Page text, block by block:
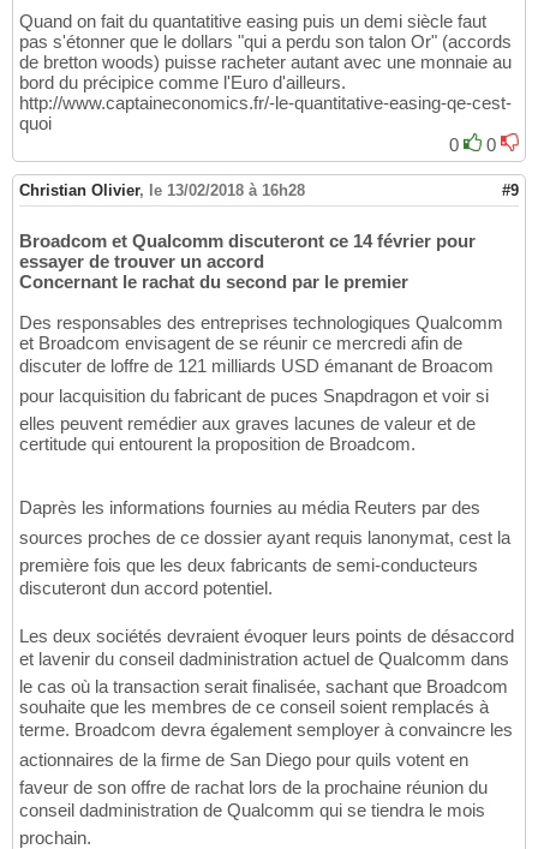
Quand on fait du quantatitive easing puis un demi siècle faut
pas s'étonner que le dollars "qui a perdu son talon Or" (accords
de bretton woods) puisse racheter autant avec une monnaie au
bord du précipice comme l'Euro d'ailleurs.
http://www.captaineconomics.fr/-le-quantitative-easing-qe-cest-
quoi
0
0
Christian Olivier, le 13/02/2018 à 16h28 #9
Broadcom et Qualcomm discuteront ce 14 février pour
essayer de trouver un accord
Concernant le rachat du second par le premier
Des responsables des entreprises technologiques Qualcomm
et Broadcom envisagent de se réunir ce mercredi afin de
discuter de loffre de 121 milliards USD émanant de Broacom
pour lacquisition du fabricant de puces Snapdragon et voir si
elles peuvent remédier aux graves lacunes de valeur et de
certitude qui entourent la proposition de Broadcom.
Daprès les informations fournies au média Reuters par des
sources proches de ce dossier ayant requis lanonymat, cest la
première fois que les deux fabricants de semi-conducteurs
discuteront dun accord potentiel.
Les deux sociétés devraient évoquer leurs points de désaccord
et lavenir du conseil dadministration actuel de Qualcomm dans
le cas où la transaction serait finalisée, sachant que Broadcom
souhaite que les membres de ce conseil soient remplacés à
terme. Broadcom devra également semployer à convaincre les
actionnaires de la firme de San Diego pour quils votent en
faveur de son offre de rachat lors de la prochaine réunion du
conseil dadministration de Qualcomm qui se tiendra le mois
prochain.